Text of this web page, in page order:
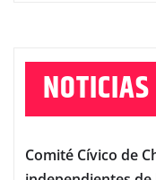
Comité Cívico de